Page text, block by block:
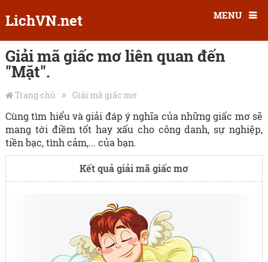
LichVN.net MENU
Giải mã giấc mơ liên quan đến
"Mặt".
Trang chủ Giải mã giấc mơ
Cùng tìm hiểu và giải đáp ý nghĩa của những giấc mơ sẽ
mang tới điềm tốt hay xấu cho công danh, sự nghiệp,
tiền bạc, tình cảm,... của bạn.
Kết quả giải mã giấc mơ